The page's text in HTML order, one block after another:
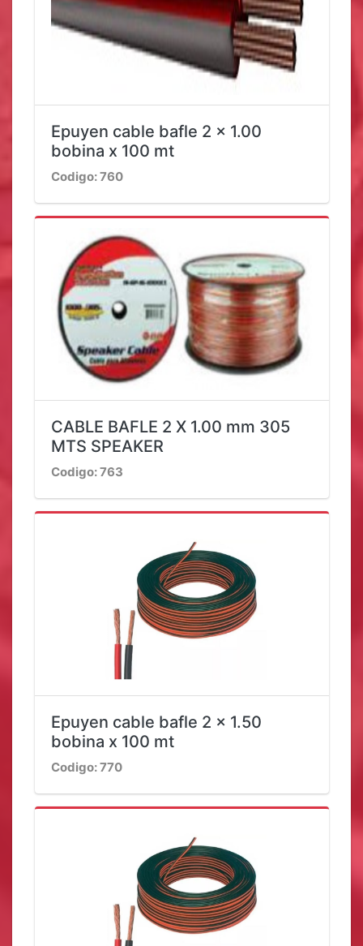
Epuyen cable bafle 2 x 1.00
bobina x 100 mt
Codigo: 760
CABLE BAFLE 2 X 1.00 mm 305
MTS SPEAKER
Codigo: 763
Epuyen cable bafle 2 x 1.50
bobina x 100 mt
Codigo: 770